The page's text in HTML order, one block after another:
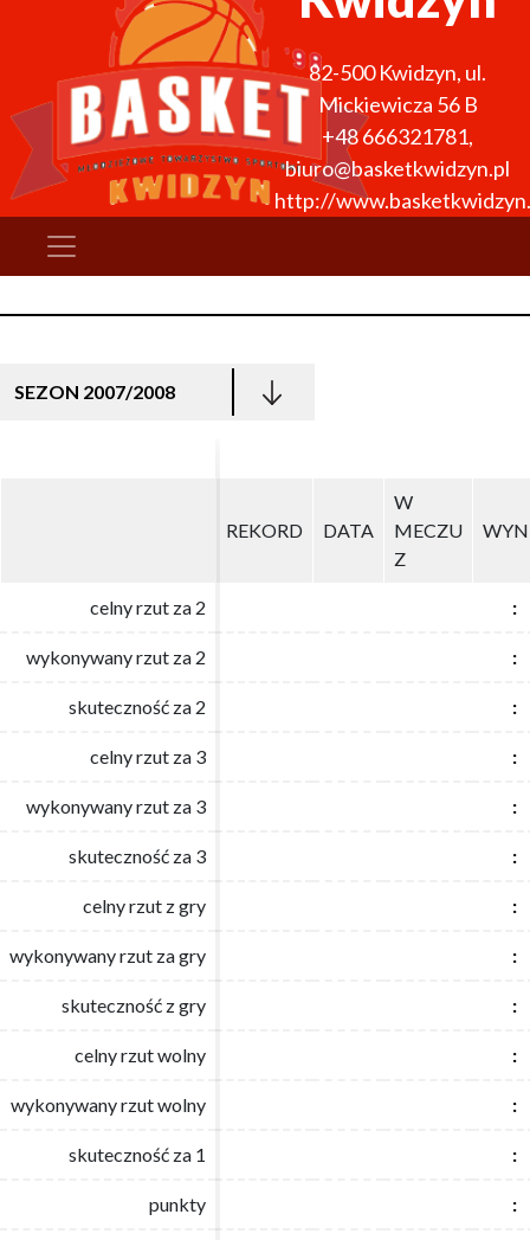
82-500 Kwidzyn, ul.
Mickiewicza 56 B
+48 666321781,
biuro@basketkwidzyn.pl
http://
SEZON 2007/2008
REKORD DATA
W
MECZU
Z
celny rzut za 2 :
wykonywany rzut za 2 :
skuteczność za 2 :
celny rzut za 3 :
wykonywany rzut za 3 :
skuteczność za 3 :
celny rzut z gry :
wykonywany rzut za gry :
skuteczność z gry :
celny rzut wolny :
wykonywany rzut wolny :
skuteczność za 1 :
punkty :
REKORD DATA
W
MECZU
Z
celny rzut za 2 :
wykonywany rzut za 2 :
skuteczność za 2 :
celny rzut za 3 :
wykonywany rzut za 3 :
skuteczność za 3 :
celny rzut z gry :
wykonywany rzut za gry :
skuteczność z gry :
celny rzut wolny :
wykonywany rzut wolny :
skuteczność za 1 :
punkty :